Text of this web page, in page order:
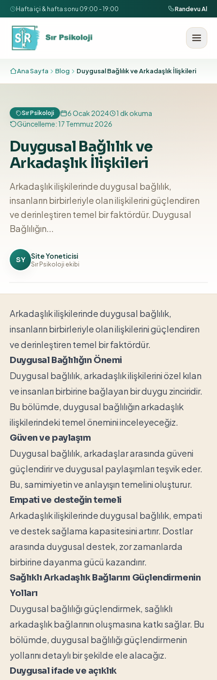
İçeriğe geç
Hafta içi & hafta sonu 09:00 - 19:00 Randevu Al
Ana Sayfa Blog Duygusal Bağlılık ve Arkadaşlık İlişkileri
Sır Psikoloji 6 Ocak 2024 1 dk okuma
Güncelleme:17 Temmuz 2026
Duygusal Bağlılık ve
Arkadaşlık İlişkileri
Arkadaşlık ilişkilerinde duygusal bağlılık,
insanların birbirleriyle olan ilişkilerini güçlendiren
ve derinleştiren temel bir faktördür. Duygusal
Bağlılığın...
SY Site Yoneticisi
Sır Psikoloji ekibi
Arkadaşlık ilişkilerinde duygusal bağlılık,
insanların birbirleriyle olan ilişkilerini güçlendiren
ve derinleştiren temel bir faktördür.
Duygusal Bağlılığın Önemi
Duygusal bağlılık, arkadaşlık ilişkilerini özel kılan
ve insanları birbirine bağlayan bir duygu zinciridir.
Bu bölümde, duygusal bağlılığın arkadaşlık
ilişkilerindeki temel önemini inceleyeceğiz.
Güven ve paylaşım
Duygusal bağlılık, arkadaşlar arasında güveni
güçlendirir ve duygusal paylaşımları teşvik eder.
Bu, samimiyetin ve anlayışın temelini oluşturur.
Empati ve desteğin temeli
Arkadaşlık ilişkilerinde duygusal bağlılık, empati
ve destek sağlama kapasitesini artırır. Dostlar
arasında duygusal destek, zor zamanlarda
birbirine dayanma gücü kazandırır.
Sağlıklı Arkadaşlık Bağlarını Güçlendirmenin
Yolları
Duygusal bağlılığı güçlendirmek, sağlıklı
arkadaşlık bağlarının oluşmasına katkı sağlar. Bu
bölümde, duygusal bağlılığı güçlendirmenin
yollarını detaylı bir şekilde ele alacağız.
Duygusal ifade ve açıklık